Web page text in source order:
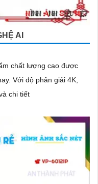
AI
chất lượng cao được
4K,
chi tiết